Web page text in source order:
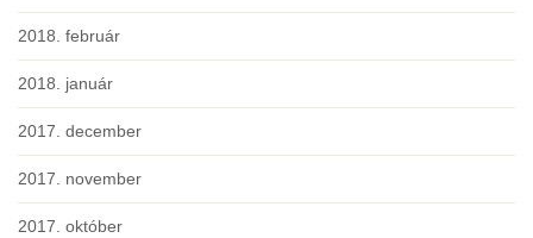
2018. február
2018. január
2017. december
2017. november
2017. október